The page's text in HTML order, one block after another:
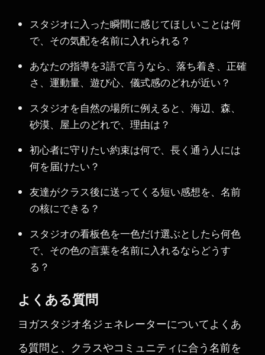
スタジオに入った瞬間に感じてほしいことは何
で、その気配を名前に入れられる？
あなたの指導を3語で言うなら、落ち着き、正確
さ、運動量、遊び心、儀式感のどれが近い？
スタジオを自然の場所に例えると、海辺、森、
砂漠、屋上のどれで、理由は？
初心者に守りたい約束は何で、長く通う人には
何を届けたい？
友達がクラス後に送ってくる短い感想を、名前
の核にできる？
スタジオの看板色を一色だけ選ぶとしたら何色
で、その色の言葉を名前に入れるならどうす
る？
よくある質問
ヨガスタジオ名ジェネレーターについてよくあ
る質問と、クラスやコミュニティに合う名前を